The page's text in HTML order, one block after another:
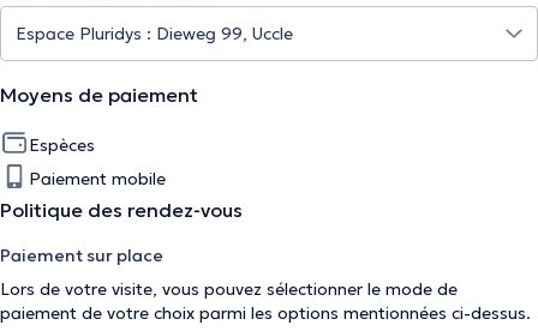
Moyens de paiement
Espèces
Paiement mobile
Politique des rendez-vous
Paiement sur place
Lors de votre visite, vous pouvez sélectionner le mode de
paiement de votre choix parmi les options mentionnées ci-dessus.